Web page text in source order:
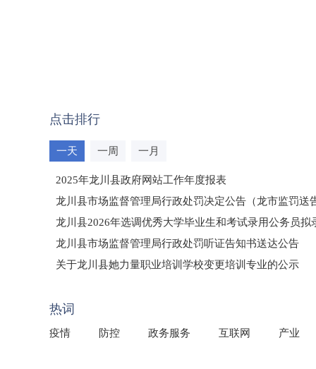
点击排行
一天 一周 一月
2025年龙川县政府网站工作年度报表
龙川县市场监督管理局行政处罚决定公告（龙市监罚送
龙川县2026年选调优秀大学毕业生和考试录用公务员拟
龙川县市场监督管理局行政处罚听证告知书送达公告
（龙市监罚送告〔2026〕71号）
关于龙川县她力量职业培训学校变更培训专业的公示
热词
疫情 防控 政务服务 互联网 产业